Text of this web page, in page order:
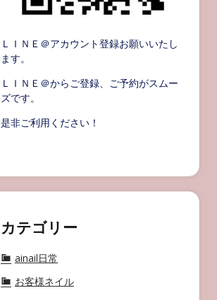
ＬＩＮＥ＠アカウント登録お願いいたし
ます。
ＬＩＮＥ＠からご登録、ご予約がスムー
ズです。
是非ご利用ください！
カテゴリー
ainail日常
お客様ネイル